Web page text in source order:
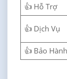
👍 Hỗ Trợ
👍 Dịch Vụ
👍 Bảo Hành